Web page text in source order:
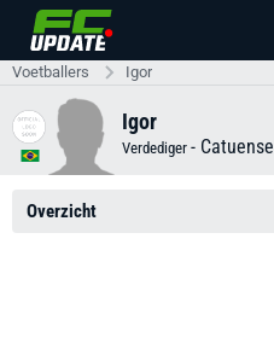
Voetballers Igor
Igor
Verdediger - Catuense
Overzicht